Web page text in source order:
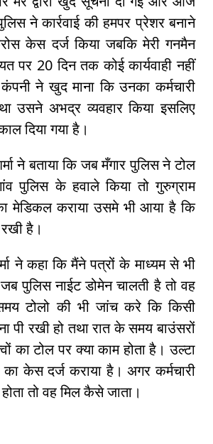
ने कार्रवाई की हमपर प्रेशर बनाने
केस दर्ज किया जबकि मेरी गनमैन
पर 20 दिन तक कोई कार्यवाही नहीं
ने खुद माना कि उनका कर्मचारी
उसने अभद्र व्यवहार किया इसलिए
दिया गया है।
ने बताया कि जब मँगार पुलिस ने टोल
पुलिस के हवाले किया तो गुरुग्राम
मेडिकल कराया उसमे भी आया है कि
है।
ने कहा कि मैंने पत्रों के माध्यम से भी
पुलिस नाईट डोमेन चालती है तो वह
टोलो की भी जांच करे कि किसी
पी रखी हो तथा रात के समय बाउंसरों
का टोल पर क्या काम होता है। उल्टा
केस दर्ज कराया है। अगर कर्मचारी
तो वह मिल कैसे जाता।